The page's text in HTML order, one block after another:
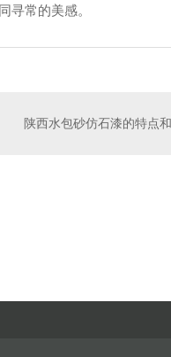
寻常的美感。
陕西水包砂仿石漆的特点